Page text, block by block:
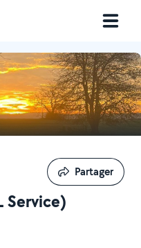
Service)
Partager
Partager